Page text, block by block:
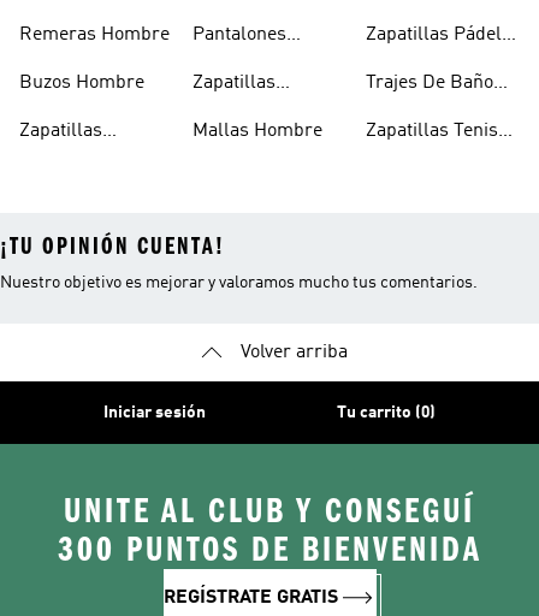
Hombre
Remeras Hombre
Buzos Hombre
Zapatillas
Pantalones
Hombre
Zapatillas
Mallas Hombre
Zapatillas Pádel
Trajes De Baño
Zapatillas Tenis
¡TU OPINIÓN CUENTA!
Nuestro objetivo es mejorar y valoramos mucho tus comentarios.
Volver arriba
Iniciar sesión Tu carrito (0)
UNITE AL CLUB Y CONSEGUÍ
300 PUNTOS DE BIENVENIDA
REGÍSTRATE GRATIS